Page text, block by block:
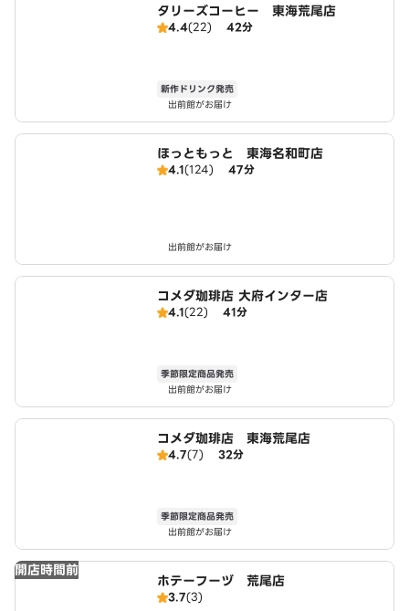
タリーズコーヒー 東海荒尾店
4.4(22) 42分
新作ドリンク発売
出前館がお届け
ほっともっと 東海名和町店
4.1(124) 47分
出前館がお届け
コメダ珈琲店 大府インター店
4.1(22) 41分
季節限定商品発売
出前館がお届け
コメダ珈琲店 東海荒尾店
4.7(7) 32分
季節限定商品発売
出前館がお届け
開店時間前
ホテーフーヅ 荒尾店
3.7(3)